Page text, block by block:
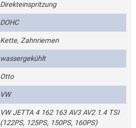
Direkteinspritzung
DOHC
Kette, Zahnriemen
wassergekühlt
Otto
VW
VW JETTA 4 162 163 AV3 AV2 1.4 TSI
(122PS, 125PS, 150PS, 160PS)